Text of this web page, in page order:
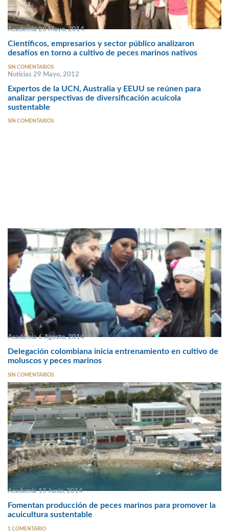
Academia 20 Mayo, 2014
Científicos, empresarios y sector público analizaron
desafíos en torno a cultivo de peces marinos nativos
SIN COMENTARIOS
Noticias 29 Mayo, 2012
Expertos de la UCN, Australia y EEUU se reúnen para
analizar perspectivas de diversificación acuícola
sustentable
SIN COMENTARIOS
Academia 6 Agosto, 2014
Delegación colombiana inicia entrenamiento en cultivo de
moluscos y peces marinos
SIN COMENTARIOS
Academia 13 Junio, 2014
Fomentan producción de peces marinos para promover la
acuicultura sustentable
1 COMENTARIO